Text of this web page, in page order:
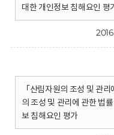
대한 개인정보 침해요인 평
「산림자원의 조성 및 관
의 조성 및 관리에 관한 법
보 침해요인 평가